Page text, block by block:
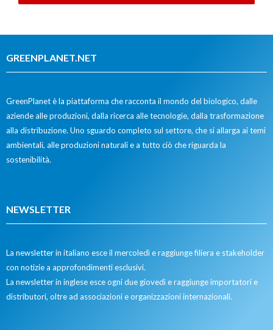
GREENPLANET.NET
GreenPlanet è la piattaforma che racconta il mondo del biologico, dalle
aziende alle produzioni, dalla ricerca alle tecnologie, dalla trasformazione
alla distribuzione. Uno sguardo completo sul settore, che si allarga ai temi
ambientali, alle produzioni naturali e a tutto ciò che riguarda la
sostenibilità.
NEWSLETTER
La newsletter in italiano esce il mercoledì e raggiunge filiera e stakeholder
con notizie a approfondimenti esclusivi.
La newsletter in inglese esce ogni due giovedì e raggiunge importatori e
distributori, oltre ad associazioni e organizzazioni internazionali.